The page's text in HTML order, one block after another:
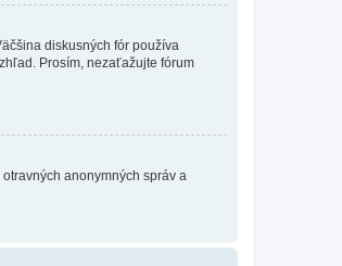
diskusných fór používa
Prosím, nezaťažujte fórum
anonymných správ a